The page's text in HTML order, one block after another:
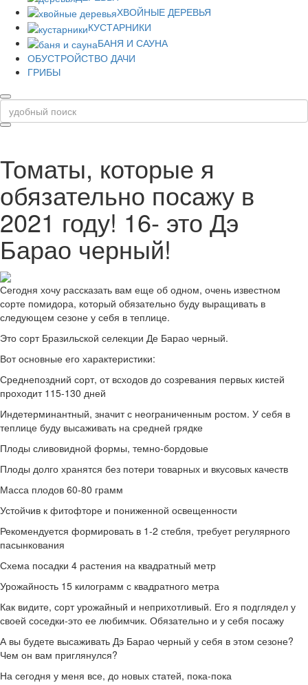
ХВОЙНЫЕ ДЕРЕВЬЯ
КУСТАРНИКИ
БАНЯ И САУНА
ОБУСТРОЙСТВО ДАЧИ
ГРИБЫ
Томаты, которые я
обязательно посажу в
2021 году! 16- это Дэ
Барао черный!
Сегодня хочу рассказать вам еще об одном, очень известном
сорте помидора, который обязательно буду выращивать в
следующем сезоне у себя в теплице.
Это сорт Бразильской селекции Де Барао черный.
Вот основные его характеристики:
Среднепоздний сорт, от всходов до созревания первых кистей
проходит 115-130 дней
Индетерминантный, значит с неограниченным ростом. У себя в
теплице буду высаживать на средней грядке
Плоды сливовидной формы, темно-бордовые
Плоды долго хранятся без потери товарных и вкусовых качеств
Масса плодов 60-80 грамм
Устойчив к фитофторе и пониженной освещенности
Рекомендуется формировать в 1-2 стебля, требует регулярного
пасынкования
Схема посадки 4 растения на квадратный метр
Урожайность 15 килограмм с квадратного метра
Как видите, сорт урожайный и неприхотливый. Его я подглядел у
своей соседки-это ее любимчик. Обязательно и у себя посажу
А вы будете высаживать Дэ Барао черный у себя в этом сезоне?
Чем он вам приглянулся?
На сегодня у меня все, до новых статей, пока-пока